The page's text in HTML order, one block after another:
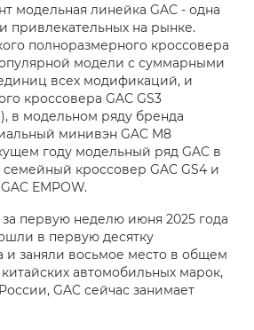
модельная линейка GAC - одна
привлекательных на рынке.
полноразмерного кроссовера
модели с суммарными
всех модификаций, и
кроссовера GAC GS3
в модельном ряду бренда
минивэн GAC M8
году модельный ряд GAC в
кроссовер GAC GS4 и
EMPOW.
первую неделю июня 2025 года
в первую десятку
и заняли восьмое место в общем
автомобильных марок,
GAC сейчас занимает